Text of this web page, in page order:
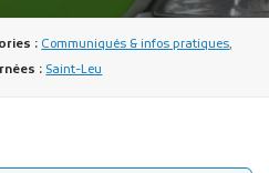
: Communiqués & infos pratiques,
: Saint-Leu